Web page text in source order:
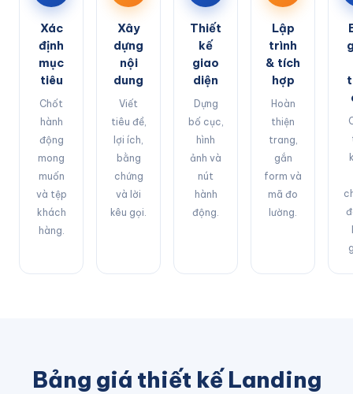
Xác
định
mục
tiêu
Chốt
hành
động
mong
muốn
và tệp
khách
hàng.
Xây
dựng
nội
dung
Viết
tiêu đề,
lợi ích,
bằng
chứng
và lời
kêu gọi.
Thiết
kế
giao
diện
Dựng
bố cục,
hình
ảnh và
nút
hành
động.
Lập
trình
& tích
hợp
Hoàn
thiện
trang,
gắn
form và
mã đo
lường.
Bảng giá thiết kế Landing